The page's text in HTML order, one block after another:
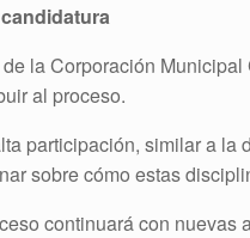
la Corporación
al proceso.
participación, similar a
sobre cómo estas
continuará con